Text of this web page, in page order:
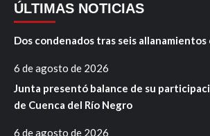
ÚLTIMAS NOTICIAS
Dos condenados tras seis allanamientos
6 de agosto de 2026
Junta presentó balance de su
de Cuenca del Río Negro
6 de agosto de 2026